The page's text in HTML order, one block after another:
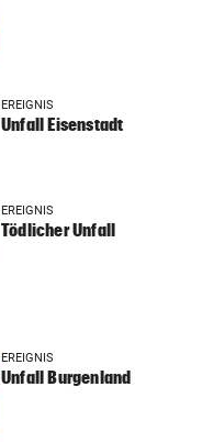
EREIGNIS
Unfall Eisenstadt
EREIGNIS
Tödlicher Unfall
EREIGNIS
Unfall Burgenland